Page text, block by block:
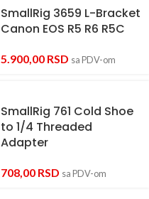
SmallRig 3659 L-Bracket
Canon EOS R5 R6 R5C
5.900,00 RSD sa PDV-om
SmallRig 761 Cold Shoe
to 1/4 Threaded
Adapter
708,00 RSD sa PDV-om